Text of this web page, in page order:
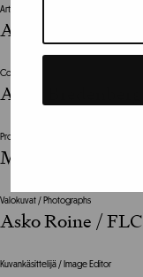
Art Director
Aslak Bredenberg
Copywriter
Aslak
Projektijohtaja / Project Manager
Mikko Toivanen
Valokuvat / Photographs
Asko Roine /
Kuvankäsittelijä / Image Editor